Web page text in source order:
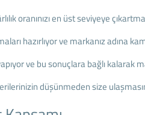
oranınızı en üst seviyeye
hazırlıyor ve markanız adına
ve bu sonuçlara bağlı kalarak
düşünmeden size